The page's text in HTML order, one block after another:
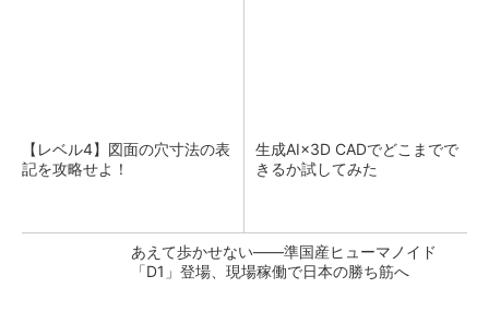
【レベル4】図面の穴寸法の表
記を攻略せよ！
生成AI×3D CADでどこまでで
きるか試してみた
あえて歩かせない――準国産ヒューマノイド
「D1」登場、現場稼働で日本の勝ち筋へ